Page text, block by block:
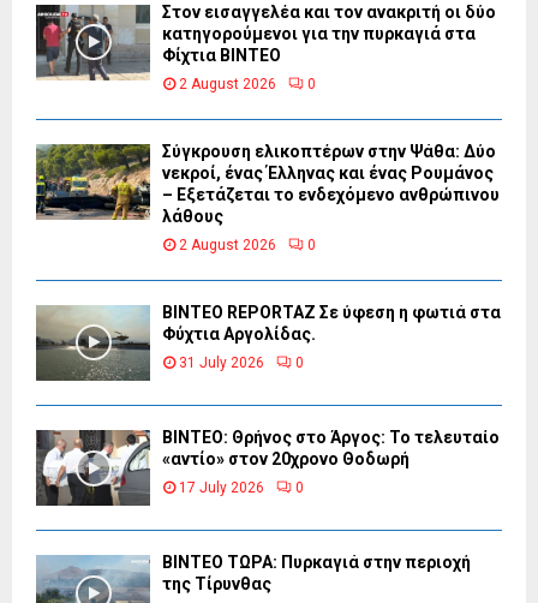
Στον εισαγγελέα και τον ανακριτή οι δύο
κατηγορούμενοι για την πυρκαγιά στα
Φίχτια ΒΙΝΤΕΟ
2 August 2026 0
Σύγκρουση ελικοπτέρων στην Ψάθα: Δύο
νεκροί, ένας Έλληνας και ένας Ρουμάνος
– Εξετάζεται το ενδεχόμενο ανθρώπινου
λάθους
2 August 2026 0
BINTEO REPORTAZ Σε ύφεση η φωτιά στα
Φύχτια Αργολίδας.
31 July 2026 0
ΒΙΝΤΕΟ: Θρήνος στο Άργος: Το τελευταίο
«αντίο» στον 20χρονο Θοδωρή
17 July 2026 0
ΒΙΝΤΕΟ ΤΩΡΑ: Πυρκαγιά στην περιοχή
της Τίρυνθας